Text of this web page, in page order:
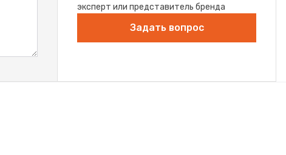
эксперт или представитель бренда
Задать вопрос